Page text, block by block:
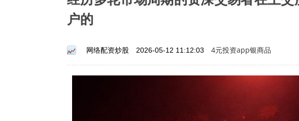
户的
网络配资炒股 2026-05-12 11:12:03 4元投资app银商品